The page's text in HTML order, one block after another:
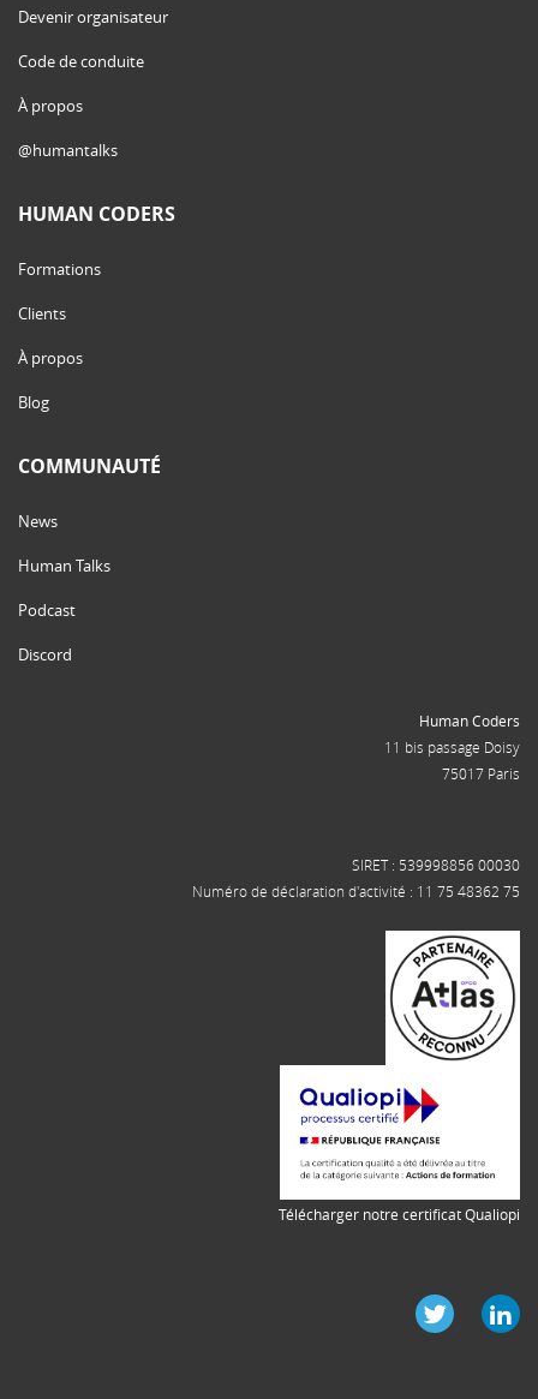
Devenir organisateur
Code de conduite
À propos
@humantalks
HUMAN CODERS
Formations
Clients
À propos
Blog
COMMUNAUTÉ
News
Human Talks
Podcast
Discord
Human Coders
11 bis passage Doisy
75017 Paris
SIRET : 539998856 00030
Numéro de déclaration d'activité : 11 75 48362 75
Télécharger notre certificat Qualiopi